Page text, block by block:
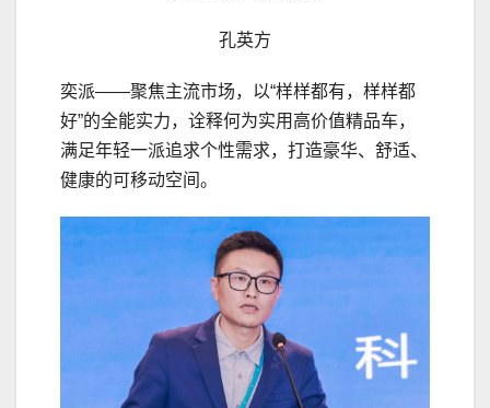
孔英方
奕派——聚焦主流市场，以“样样都有，样样都
好”的全能实力，诠释何为实用高价值精品车，
满足年轻一派追求个性需求，打造豪华、舒适、
健康的可移动空间。